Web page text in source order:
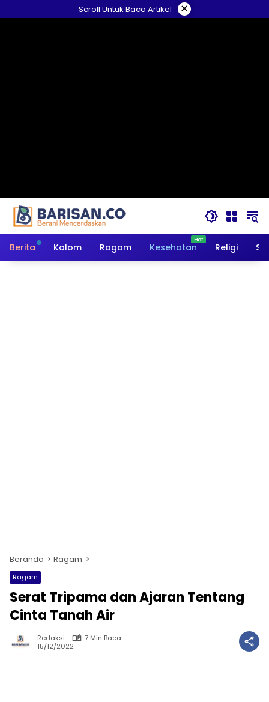
ke
Scroll Untuk Baca Artikel ×
Berita Kolom Ragam Kesehatan Religi
Beranda Ragam
Ragam
Serat Tripama dan Ajaran Tentang
Cinta Tanah Air
Redaksi
7 Min Baca
15/12/2022